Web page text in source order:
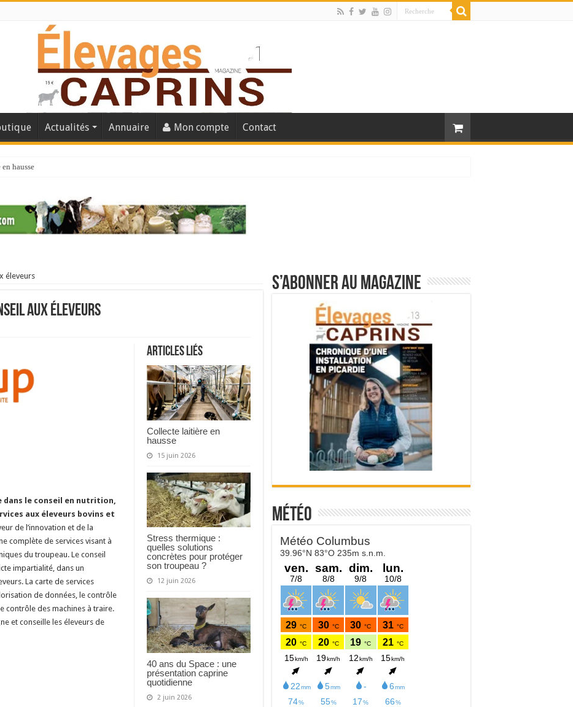
Actualités Annuaire Mon compte Contact
hausse
: une présentation caprine quotidienne
stress thermique
éleveurs
aux éleveurs
Articles liés
Collecte laitière en
hausse
15 juin 2026
Stress thermique :
quelles solutions
concrètes pour protéger
son troupeau ?
12 juin 2026
40 ans du Space : une
présentation caprine
quotidienne
2 juin 2026
le conseil en nutrition,
aux éleveurs bovins et
de l’innovation et de la
complète de services visant à
du troupeau. Le conseil
impartialité, dans un
La carte de services
de données, le contrôle
contrôle des machines à traire.
et conseille les éleveurs de
S’abonner au magazine
Météo